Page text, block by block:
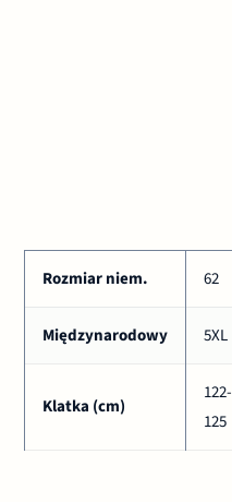
Rozmiar niem. 62
Międzynarodowy 5XL
Klatka (cm)
122-
125